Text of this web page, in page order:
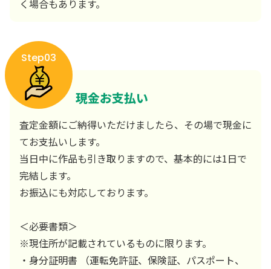
く場合もあります。
Step03
現金お支払い
査定金額にご納得いただけましたら、その場で現金に
てお支払いします。
当日中に作品も引き取りますので、基本的には1日で
完結します。
お振込にも対応しております。
＜必要書類＞
※現住所が記載されているものに限ります。
・身分証明書 （運転免許証、保険証、パスポート、